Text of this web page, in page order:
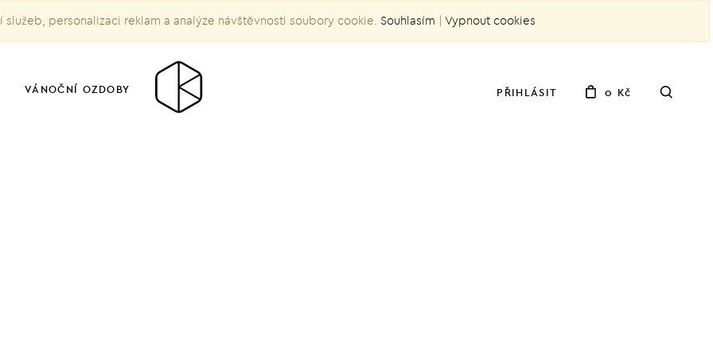
personalizaci reklam a analýze návštěvnosti soubory cookie. Souhlasím | Vypnout cookies
VÁNOČNÍ OZDOBY PŘIHLÁSIT 0 Kč